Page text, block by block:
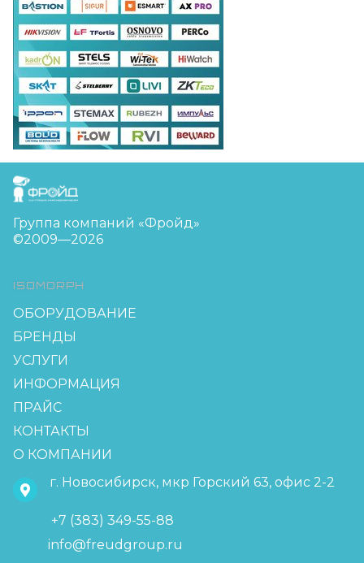
FreudGroup
Группа компаний «Фройд»
©2009—2026
ISOMORPH
ОБОРУДОВАНИЕ
БРЕНДЫ
УСЛУГИ
ИНФОРМАЦИЯ
ПРАЙС
КОНТАКТЫ
О КОМПАНИИ
г. Новосибирск, мкр Горский 63, офис 2-2
+7 (383) 349-55-88
info@freudgroup.ru